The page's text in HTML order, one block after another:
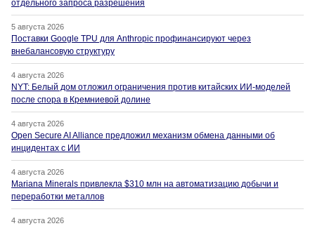
отдельного запроса разрешения
5 августа 2026
Поставки Google TPU для Anthropic профинансируют через
внебалансовую структуру
4 августа 2026
NYT: Белый дом отложил ограничения против китайских ИИ-моделей
после спора в Кремниевой долине
4 августа 2026
Open Secure AI Alliance предложил механизм обмена данными об
инцидентах с ИИ
4 августа 2026
Mariana Minerals привлекла $310 млн на автоматизацию добычи и
переработки металлов
4 августа 2026